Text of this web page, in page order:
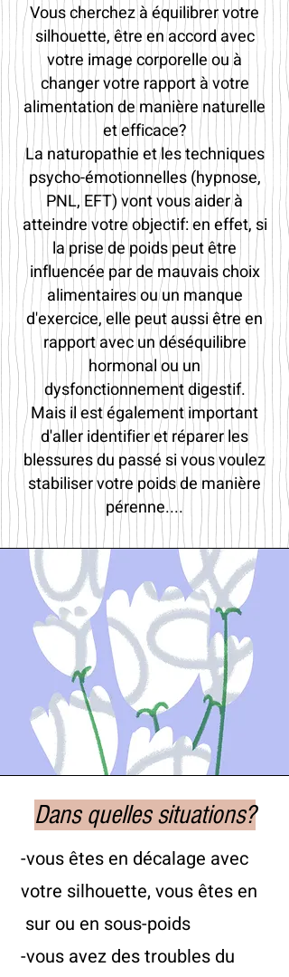
Vous cherchez à équilibrer votre
silhouette, être en accord avec
votre image corporelle ou à
changer votre rapport à votre
alimentation de manière naturelle
et efficace?
La naturopathie et les techniques
psycho-émotionnelles (hypnose,
PNL, EFT) vont vous aider à
atteindre votre objectif: en effet, si
la prise de poids peut être
influencée par de mauvais choix
alimentaires ou un manque
d'exercice, elle peut aussi être en
rapport avec un déséquilibre
hormonal ou un
dysfonctionnement digestif.
Mais il est également important
d'aller identifier et réparer les
blessures du passé si vous voulez
stabiliser votre poids de manière
pérenne....
Dans quelles situations?
-vous êtes en décalage avec
votre silhouette, vous êtes en
sur ou en sous-poids
-vous avez des troubles du